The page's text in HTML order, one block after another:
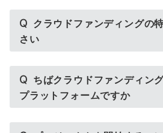
Q クラウドファンディングの
さい
Q ちばクラウドファンディン
プラットフォームですか